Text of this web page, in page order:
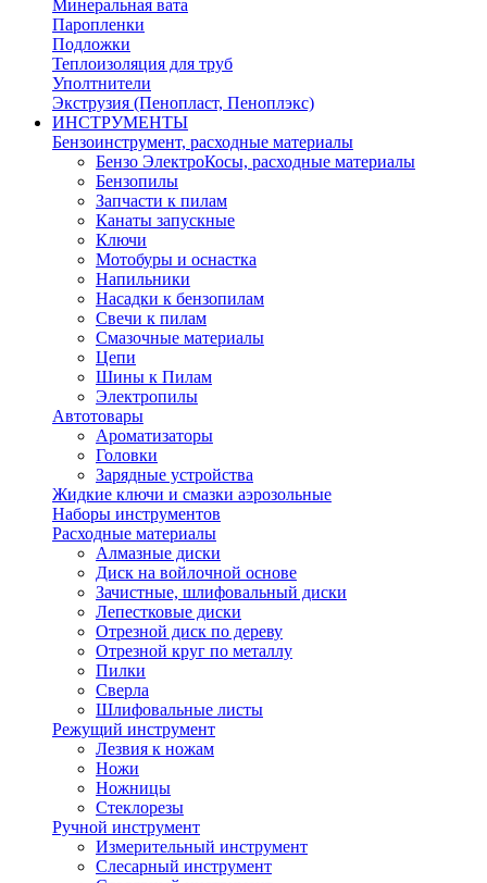
Минеральная вата
Паропленки
Подложки
Теплоизоляция для труб
Уполтнители
Экструзия (Пенопласт, Пеноплэкс)
ИНСТРУМЕНТЫ
Бензоинструмент, расходные материалы
Бензо ЭлектроКосы, расходные материалы
Бензопилы
Запчасти к пилам
Канаты запускные
Ключи
Мотобуры и оснастка
Напильники
Насадки к бензопилам
Свечи к пилам
Смазочные материалы
Цепи
Шины к Пилам
Электропилы
Автотовары
Ароматизаторы
Головки
Зарядные устройства
Жидкие ключи и смазки аэрозольные
Наборы инструментов
Расходные материалы
Алмазные диски
Диск на войлочной основе
Зачистные, шлифовальный диски
Лепестковые диски
Отрезной диск по дереву
Отрезной круг по металлу
Пилки
Сверла
Шлифовальные листы
Режущий инструмент
Лезвия к ножам
Ножи
Ножницы
Стеклорезы
Ручной инструмент
Измерительный инструмент
Слесарный инструмент